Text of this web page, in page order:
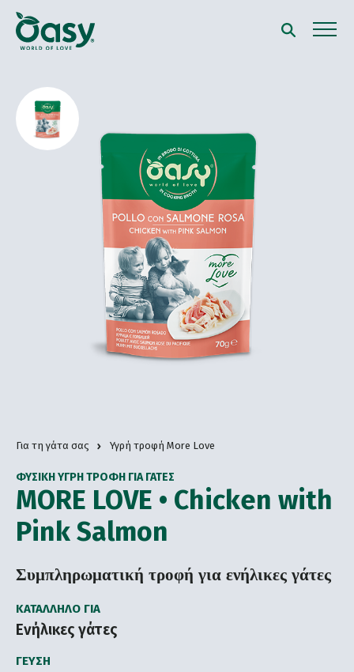
Για τη γάτα σας Υγρή τροφή More Love
MORE LOVE • Chicken with
Pink Salmon
ΦΥΣΙΚΉ ΥΓΡΉ ΤΡΟΦΉ ΓΙΑ ΓΆΤΕΣ
Συμπληρωματική τροφή για ενήλικες γάτες
ΚΑΤΆΛΛΗΛΟ ΓΙΑ
Ενήλικες γάτες
ΓΕΎΣΗ